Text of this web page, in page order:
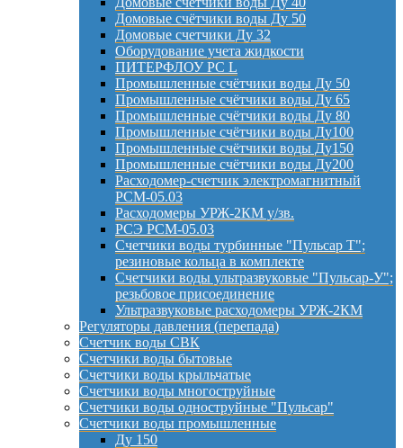
Домовые счётчики воды Ду 50
Домовые счетчики Ду 32
Оборудование учета жидкости
ПИТЕРФЛОУ РС L
Промышленные счётчики воды Ду 50
Промышленные счётчики воды Ду 65
Промышленные счётчики воды Ду 80
Промышленные счётчики воды Ду100
Промышленные счётчики воды Ду150
Промышленные счётчики воды Ду200
Расходомер-счетчик электромагнитный
РСМ-05.03
Расходомеры УРЖ-2КМ у/зв.
РСЭ РСМ-05.03
Счетчики воды турбинные "Пульсар Т";
резиновые кольца в комплекте
Счетчики воды ультразвуковые "Пульсар-У";
резьбовое присоединение
Ультразвуковые расходомеры УРЖ-2КМ
Регуляторы давления (перепада)
Счетчик воды СВК
Счетчики воды бытовые
Счетчики воды крыльчатые
Счетчики воды многоструйные
Счетчики воды одноструйные "Пульсар"
Счетчики воды промышленные
Ду 150